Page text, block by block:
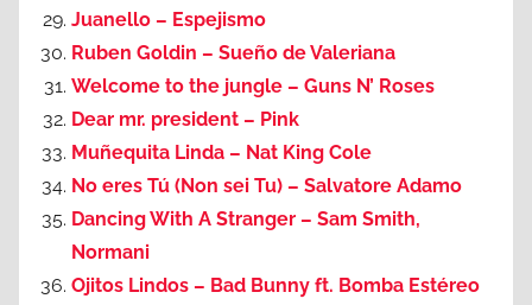
Juanello – Espejismo
Ruben Goldin – Sueño de Valeriana
Welcome to the jungle – Guns N’ Roses
Dear mr. president – Pink
Muñequita Linda – Nat King Cole
No eres Tú (Non sei Tu) – Salvatore Adamo
Dancing With A Stranger – Sam Smith,
Normani
Ojitos Lindos – Bad Bunny ft. Bomba Estéreo